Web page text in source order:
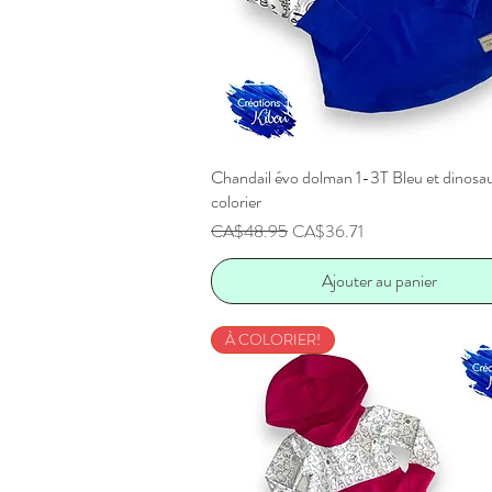
Aperçu rapide
Chandail évo dolman 1-3T Bleu et
colorier
Prix original
CA$48.95 Prix promotionnel
CA$36.71
Ajouter au panier
À COLORIER!